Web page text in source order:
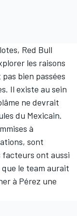
Red Bull
les raisons
bien passées
Il existe au sein
ne devrait
du Mexicain.
à
sont
ont aussi
le team aurait
à Pérez une